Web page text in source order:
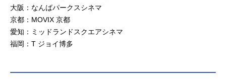
大阪：なんばパークスシネマ
京都：MOVIX 京都
愛知：ミッドランドスクエアシネマ
福岡：T ジョイ博多